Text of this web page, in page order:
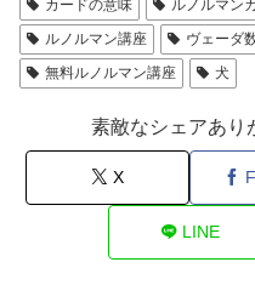
カードの意味 ルノルマン
ルノルマン講座
ヴェーダ
無料ルノルマン講座
犬
素敵なシェアあり
X
LINE